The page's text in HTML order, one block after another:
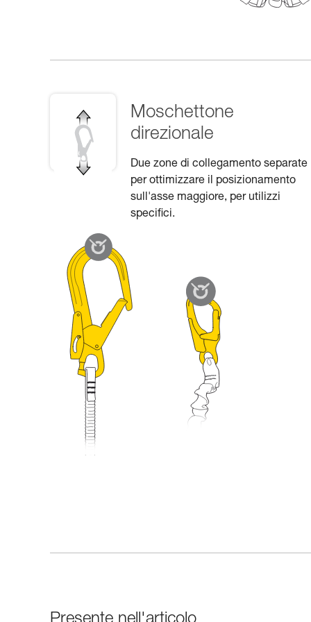
Moschettone
direzionale
Due zone di collegamento separate
per ottimizzare il posizionamento
sull'asse maggiore, per utilizzi
specifici.